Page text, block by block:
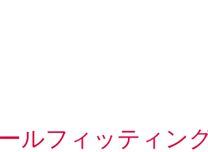
ルフィッティン